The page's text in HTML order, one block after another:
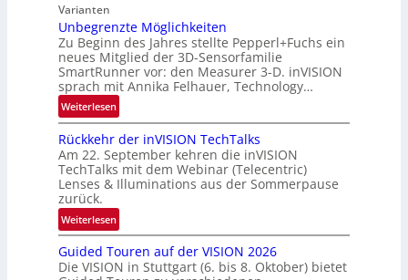
R
a
u
m
f
a
h
r
t
t
e
c
h
i
t
n
e
r
s
c
h
a
f
t
i
s
c
Varianten
Unbegrenzte Möglichkeiten
Zu Beginn des Jahres stellte Pepperl+Fuchs ein
neues Mitglied der 3D-Sensorfamilie
SmartRunner vor: den Measurer 3-D. inVISION
sprach mit Annika Felhauer, Technology…
Weiterlesen:
U
n
b
e
g
r
e
z
Rückkehr der inVISION TechTalks
Am 22. September kehren die inVISION
TechTalks mit dem Webinar (Telecentric)
Lenses & Illuminations aus der Sommerpause
zurück.
Weiterlesen:
R
ü
c
Guided Touren auf der VISION 2026
Die VISION in Stuttgart (6. bis 8. Oktober) bietet